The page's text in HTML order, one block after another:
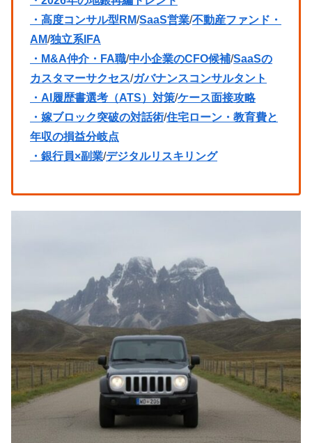
・高度コンサル型RM/SaaS営業/不動産ファンド・
AM/独立系IFA
・M&A仲介・FA職/中小企業のCFO候補/SaaSの
カスタマーサクセス/ガバナンスコンサルタント
・AI履歴書選考（ATS）対策/ケース面接攻略
・嫁ブロック突破の対話術/住宅ローン・教育費と
年収の損益分岐点
・銀行員×副業/デジタルリスキリング